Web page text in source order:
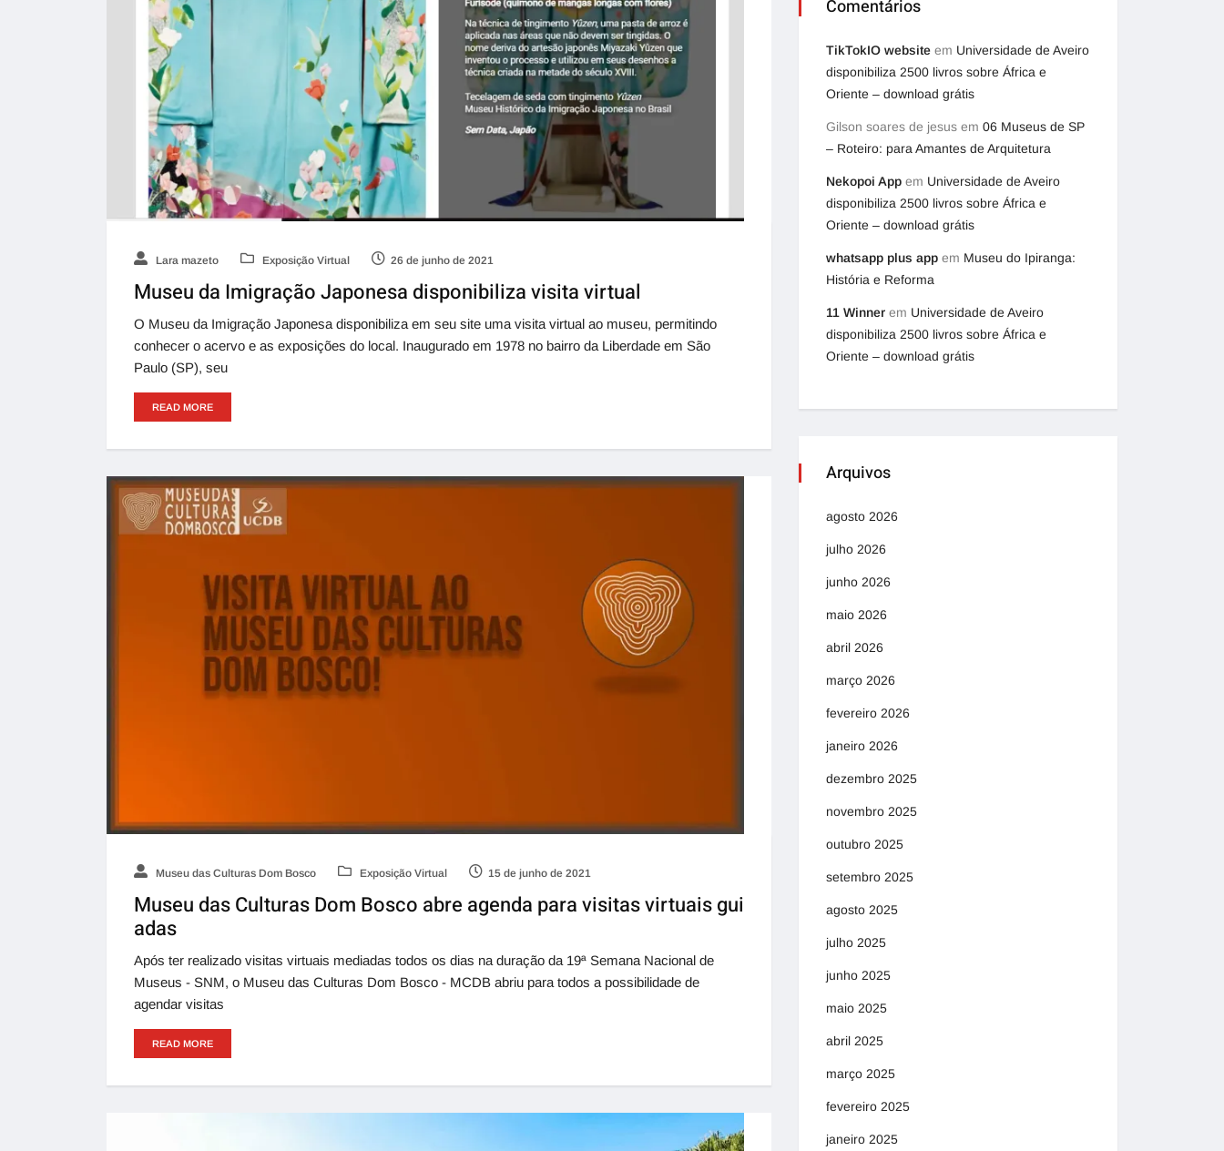
Lara mazeto Exposição Virtual 26 de junho de 2021
Museu da Imigração Japonesa disponibiliza visita virtual
O Museu da Imigração Japonesa disponibiliza em seu site uma visita virtual ao museu, permitindo
conhecer o acervo e as exposições do local. Inaugurado em 1978 no bairro da Liberdade em São
Paulo (SP), seu
READ MORE
Museu das Culturas Dom Bosco Exposição Virtual 15 de junho de 2021
Museu das Culturas Dom Bosco abre agenda para visitas virtuais gui
adas
Após ter realizado visitas virtuais mediadas todos os dias na duração da 19ª Semana Nacional de
Museus - SNM, o Museu das Culturas Dom Bosco - MCDB abriu para todos a possibilidade de
agendar visitas
READ MORE
Comentários
TikTokIO website em Universidade de Aveiro
disponibiliza 2500 livros sobre África e
Oriente – download grátis
Gilson soares de jesus em 06 Museus de SP
– Roteiro: para Amantes de Arquitetura
Nekopoi App em Universidade de Aveiro
disponibiliza 2500 livros sobre África e
Oriente – download grátis
whatsapp plus app em Museu do Ipiranga:
História e Reforma
11 Winner em Universidade de Aveiro
disponibiliza 2500 livros sobre África e
Oriente – download grátis
Arquivos
agosto 2026
julho 2026
junho 2026
maio 2026
abril 2026
março 2026
fevereiro 2026
janeiro 2026
dezembro 2025
novembro 2025
outubro 2025
setembro 2025
agosto 2025
julho 2025
junho 2025
maio 2025
abril 2025
março 2025
fevereiro 2025
janeiro 2025